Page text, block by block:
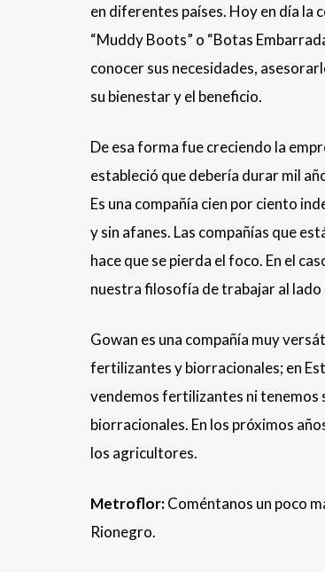
en diferentes países. Hoy en día la
“Muddy Boots” o “Botas
conocer sus necesidades,
su bienestar y el beneficio.
De esa forma fue creciendo la
estableció que debería durar mil
Es una compañía cien por ciento
y sin afanes. Las compañías que
hace que se pierda el foco. En el
nuestra filosofía de trabajar al
Gowan es una compañía muy
fertilizantes y biorracionales; en
vendemos fertilizantes ni tenemos
biorracionales. En los próximos
los agricultores.
Metroflor:Coméntanos un poco
Rionegro.